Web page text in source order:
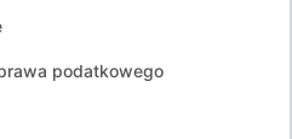
podatkowego